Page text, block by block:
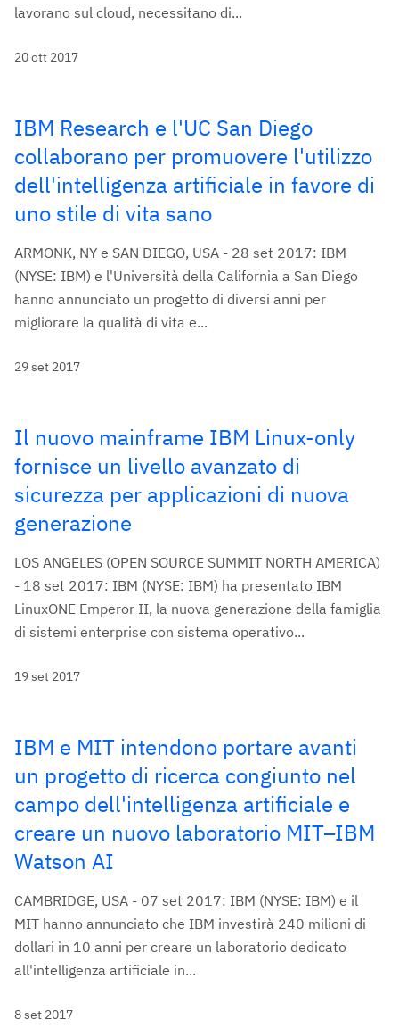
lavorano sul cloud, necessitano di...
20 ott 2017
IBM Research e l'UC San Diego
collaborano per promuovere l'utilizzo
dell'intelligenza artificiale in favore di
uno stile di vita sano
ARMONK, NY e SAN DIEGO, USA - 28 set 2017: IBM
(NYSE: IBM) e l'Università della California a San Diego
hanno annunciato un progetto di diversi anni per
migliorare la qualità di vita e...
29 set 2017
Il nuovo mainframe IBM Linux-only
fornisce un livello avanzato di
sicurezza per applicazioni di nuova
generazione
LOS ANGELES (OPEN SOURCE SUMMIT NORTH AMERICA)
- 18 set 2017: IBM (NYSE: IBM) ha presentato IBM
LinuxONE Emperor II, la nuova generazione della famiglia
di sistemi enterprise con sistema operativo...
19 set 2017
IBM e MIT intendono portare avanti
un progetto di ricerca congiunto nel
campo dell'intelligenza artificiale e
creare un nuovo laboratorio MIT–IBM
Watson AI
CAMBRIDGE, USA - 07 set 2017: IBM (NYSE: IBM) e il
MIT hanno annunciato che IBM investirà 240 milioni di
dollari in 10 anni per creare un laboratorio dedicato
all'intelligenza artificiale in...
8 set 2017